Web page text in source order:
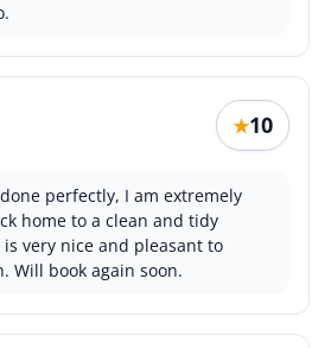
★10
perfectly, I am extremely
home to a clean and tidy
very nice and pleasant to
Will book again soon.